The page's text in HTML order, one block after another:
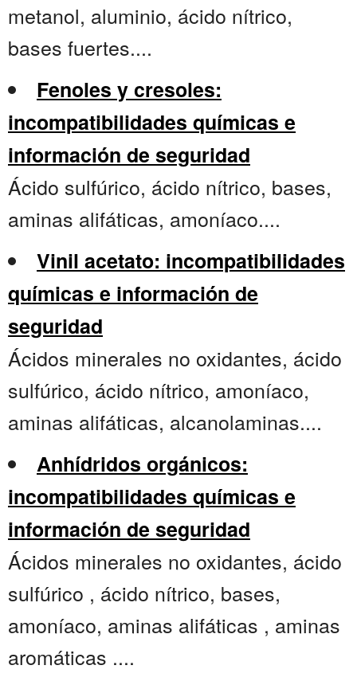
metanol, aluminio, ácido nítrico,
bases fuertes....
Fenoles y cresoles:
incompatibilidades químicas e
información de seguridad
Ácido sulfúrico, ácido nítrico, bases,
aminas alifáticas, amoníaco....
Vinil acetato: incompatibilidades
químicas e información de
seguridad
Ácidos minerales no oxidantes, ácido
sulfúrico, ácido nítrico, amoníaco,
aminas alifáticas, alcanolaminas....
Anhídridos orgánicos:
incompatibilidades químicas e
información de seguridad
Ácidos minerales no oxidantes, ácido
sulfúrico , ácido nítrico, bases,
amoníaco, aminas alifáticas , aminas
aromáticas ....